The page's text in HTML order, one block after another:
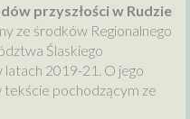
przyszłości w Rudzie
ze środków Regionalnego
Ślaskiego
latach 2019-21. O jego
tekście pochodzącym ze